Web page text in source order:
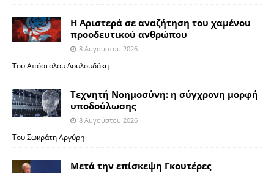
Η Αριστερά σε αναζήτηση του χαμένου
προοδευτικού ανθρώπου
8 Αυγούστου 2026
Του Απόστολου Λουλουδάκη
Τεχνητή Νοημοσύνη: η σύγχρονη μορφή
υποδούλωσης
8 Αυγούστου 2026
Του Σωκράτη Αργύρη
Μετά την επίσκεψη Γκουτέρες